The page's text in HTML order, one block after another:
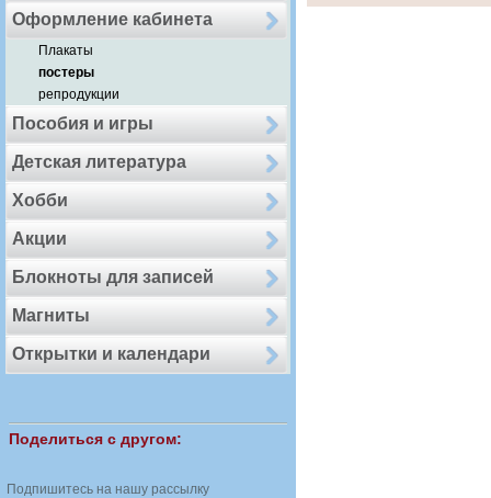
Оформление кабинета
Плакаты
постеры
репродукции
Пособия и игры
Детская литература
Хобби
Акции
Блокноты для записей
Магниты
Открытки и календари
Поделиться с другом:
Подпишитесь на нашу рассылку